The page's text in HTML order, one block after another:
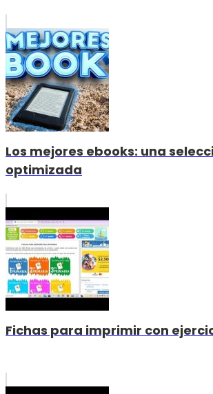
Los mejores ebooks: una
optimizada
Fichas para imprimir con